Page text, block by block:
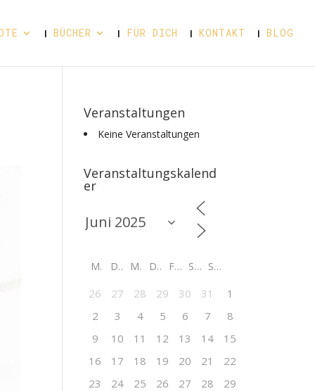
BÜCHER FÜR DICH KONTAKT BLOG
Veranstaltungen
Keine Veranstaltungen
Veranstaltungskalend
er
M D M D F S S
26 27 28 29 30 31
1
2
3 4 5 6 7
8
9
10 11 12 13 14
15
16
17 18 19 20 21
22
23
24 25 26 27 28
29